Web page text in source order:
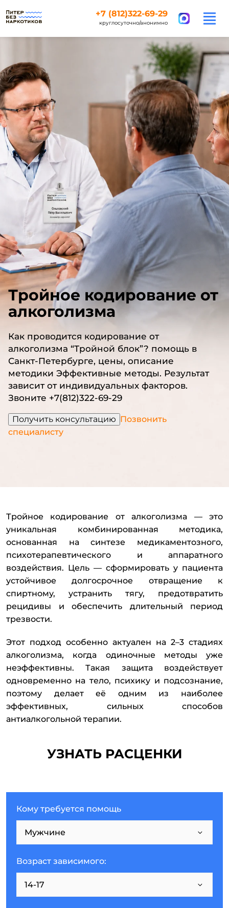
+7 (812)322-69-29
круглосуточно/анонимно
Тройное кодирование от
алкоголизма
Как проводится кодирование от
алкоголизма “Тройной блок”? помощь в
Санкт-Петербурге, цены, описание
методики Эффективные методы. Результат
зависит от индивидуальных факторов.
Звоните +7(812)322-69-29
Получить консультацию Позвонить
специалисту
Тройное кодирование от алкоголизма — это
уникальная комбинированная методика,
основанная на синтезе медикаментозного,
психотерапевтического и аппаратного
воздействия. Цель — сформировать у пациента
устойчивое долгосрочное отвращение к
спиртному, устранить тягу, предотвратить
рецидивы и обеспечить длительный период
трезвости.
Этот подход особенно актуален на 2–3 стадиях
алкоголизма, когда одиночные методы уже
неэффективны. Такая защита воздействует
одновременно на тело, психику и подсознание,
поэтому делает её одним из наиболее
эффективных, сильных способов
антиалкогольной терапии.
УЗНАТЬ РАСЦЕНКИ
Кому требуется помощь
Возраст зависимого: